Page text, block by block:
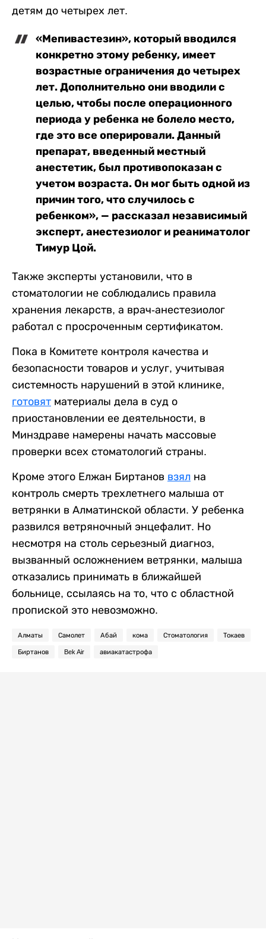
детям до четырех лет.
«Мепивастезин», который вводился
конкретно этому ребенку, имеет
возрастные ограничения до четырех
лет. Дополнительно они вводили с
целью, чтобы после операционного
периода у ребенка не болело место,
где это все оперировали. Данный
препарат, введенный местный
анестетик, был противопоказан с
учетом возраста. Он мог быть одной из
причин того, что случилось с
ребенком», — рассказал независимый
эксперт, анестезиолог и реаниматолог
Тимур Цой.
Также эксперты установили, что в
стоматологии не соблюдались правила
хранения лекарств, а врач-анестезиолог
работал с просроченным сертификатом.
Пока в Комитете контроля качества и
безопасности товаров и услуг, учитывая
системность нарушений в этой клинике,
готовят материалы дела в суд о
приостановлении ее деятельности, в
Минздраве намерены начать массовые
проверки всех стоматологий страны.
Кроме этого Елжан Биртанов взял на
контроль смерть трехлетнего малыша от
ветрянки в Алматинской области. У ребенка
развился ветряночный энцефалит. Но
несмотря на столь серьезный диагноз,
вызванный осложнением ветрянки, малыша
отказались принимать в ближайшей
больнице, ссылаясь на то, что с областной
пропиской это невозможно.
Алматы Самолет Абай кома Стоматология Токаев
Биртанов Bek Air авиакатастрофа